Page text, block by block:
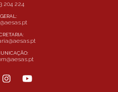
204 224
GERAL: